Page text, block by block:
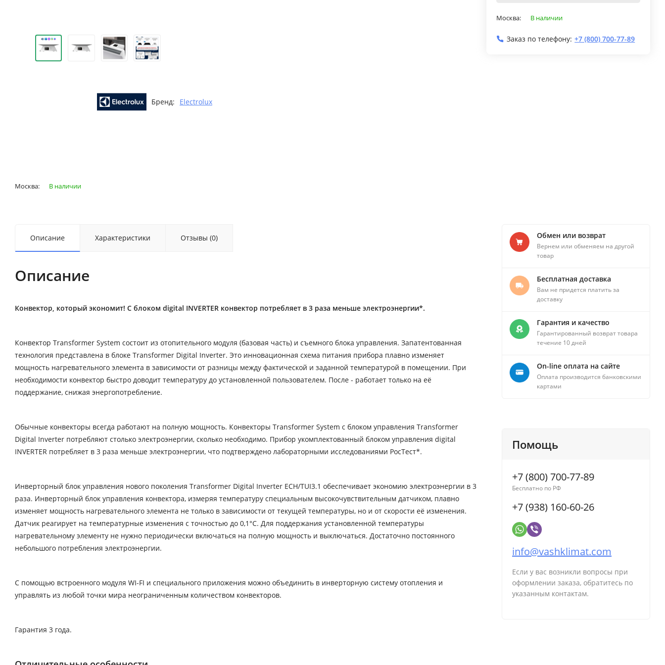
Бренд: Electrolux
Москва: В наличии
Заказ по телефону: +7 (800) 700-77-89
Москва: В наличии
Описание Характеристики Отзывы (0)
Описание
Конвектор, который экономит! С блоком digital INVERTER конвектор потребляет в 3 раза меньше электроэнергии*.
Конвектор Transformer System состоит из отопительного модуля (базовая часть) и съемного блока управления. Запатентованная
технология представлена в блоке Transformer Digital Inverter. Это инновационная схема питания прибора плавно изменяет
мощность нагревательного элемента в зависимости от разницы между фактической и заданной температурой в помещении. При
необходимости конвектор быстро доводит температуру до установленной пользователем. После - работает только на её
поддержание, снижая энергопотребление.
Обычные конвекторы всегда работают на полную мощность. Конвекторы Transformer System с блоком управления Transformer
Digital Inverter потребляют столько электроэнергии, сколько необходимо. Прибор укомплектованный блоком управления digital
INVERTER потребляет в 3 раза меньше электроэнергии, что подтверждено лабораторными исследованиями РосТест*.
Инверторный блок управления нового поколения Transformer Digital Inverter ECH/TUI3.1 обеспечивает экономию электроэнергии в 3
раза. Инверторный блок управления конвектора, измеряя температуру специальным высокочувствительным датчиком, плавно
изменяет мощность нагревательного элемента не только в зависимости от текущей температуры, но и от скорости её изменения.
Датчик реагирует на температурные изменения с точностью до 0,1°С. Для поддержания установленной температуры
нагревательному элементу не нужно периодически включаться на полную мощность и выключаться. Достаточно постоянного
небольшого потребления электроэнергии.
С помощью встроенного модуля WI-FI и специального приложения можно объединить в инверторную систему отопления и
управлять из любой точки мира неограниченным количеством конвекторов.
Гарантия 3 года.
Обмен или возврат
Вернем или обменяем на другой
товар
Бесплатная доставка
Вам не придется платить за
доставку
Гарантия и качество
Гарантированный возврат товара
течение 10 дней
On-line оплата на сайте
Оплата производится банковскими
картами
Помощь
+7 (800) 700-77-89
Бесплатно по РФ
+7 (938) 160-60-26
info@vashklimat.com
Если у вас возникли вопросы при
оформлении заказа, обратитесь по
указанным контактам.